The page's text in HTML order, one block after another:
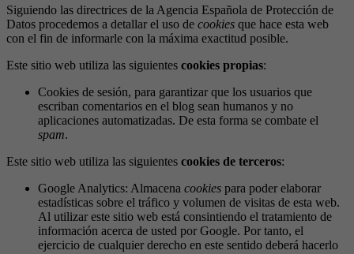
Siguiendo las directrices de la Agencia Española de Protección de
Datos procedemos a detallar el uso de cookies que hace esta web
con el fin de informarle con la máxima exactitud posible.
Este sitio web utiliza las siguientes cookies propias:
Cookies de sesión, para garantizar que los usuarios que
escriban comentarios en el blog sean humanos y no
aplicaciones automatizadas. De esta forma se combate el
spam.
Este sitio web utiliza las siguientes cookies de terceros:
Google Analytics: Almacena cookies para poder elaborar
estadísticas sobre el tráfico y volumen de visitas de esta web.
Al utilizar este sitio web está consintiendo el tratamiento de
información acerca de usted por Google. Por tanto, el
ejercicio de cualquier derecho en este sentido deberá hacerlo